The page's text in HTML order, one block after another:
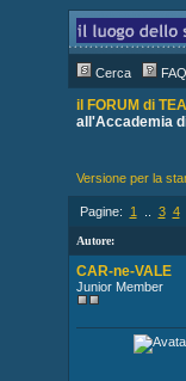
Cerca FAQ
il FORUM di
all'Accademia
Versione per la
Pagine: 1 3 4
Autore:
CAR-ne-VALE
Junior Member